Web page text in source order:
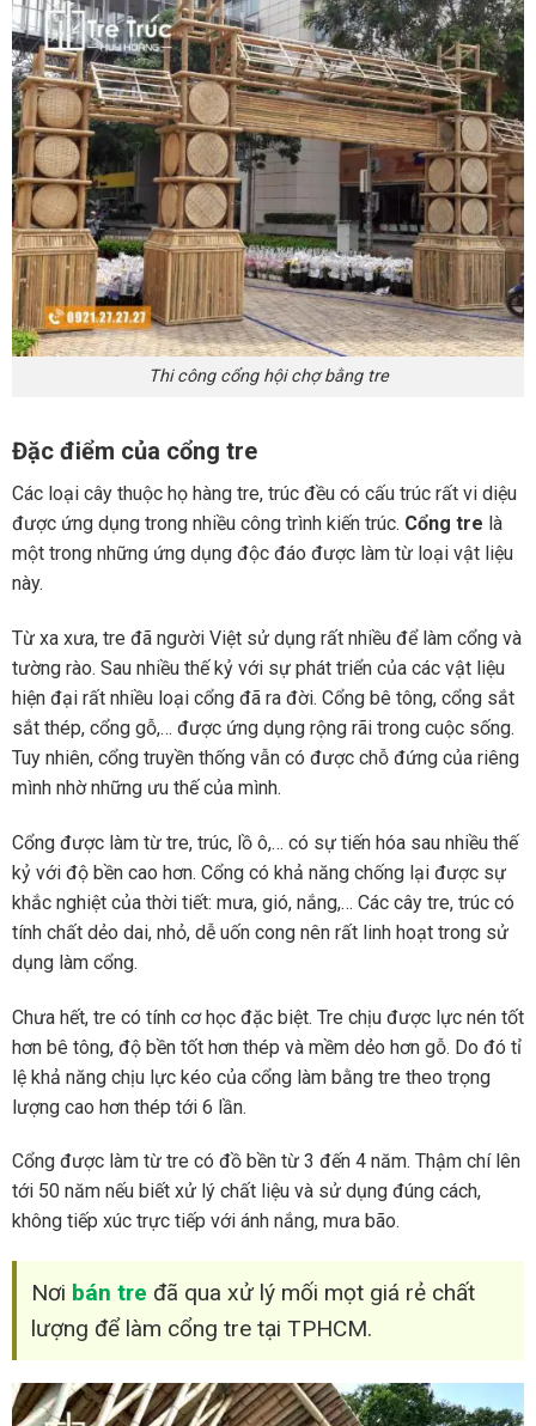
Thi công cổng hội chợ bằng tre
Đặc điểm của cổng tre
Các loại cây thuộc họ hàng tre, trúc đều có cấu trúc rất vi diệu
được ứng dụng trong nhiều công trình kiến trúc. Cổng tre là
một trong những ứng dụng độc đáo được làm từ loại vật liệu
này.
Từ xa xưa, tre đã người Việt sử dụng rất nhiều để làm cổng và
tường rào. Sau nhiều thế kỷ với sự phát triển của các vật liệu
hiện đại rất nhiều loại cổng đã ra đời. Cổng bê tông, cổng sắt
sắt thép, cổng gỗ,… được ứng dụng rộng rãi trong cuộc sống.
Tuy nhiên, cổng truyền thống vẫn có được chỗ đứng của riêng
mình nhờ những ưu thế của mình.
Cổng được làm từ tre, trúc, lồ ô,… có sự tiến hóa sau nhiều thế
kỷ với độ bền cao hơn. Cổng có khả năng chống lại được sự
khắc nghiệt của thời tiết: mưa, gió, nắng,… Các cây tre, trúc có
tính chất dẻo dai, nhỏ, dễ uốn cong nên rất linh hoạt trong sử
dụng làm cổng.
Chưa hết, tre có tính cơ học đặc biệt. Tre chịu được lực nén tốt
hơn bê tông, độ bền tốt hơn thép và mềm dẻo hơn gỗ. Do đó tỉ
lệ khả năng chịu lực kéo của cổng làm bằng tre theo trọng
lượng cao hơn thép tới 6 lần.
Cổng được làm từ tre có đồ bền từ 3 đến 4 năm. Thậm chí lên
tới 50 năm nếu biết xử lý chất liệu và sử dụng đúng cách,
không tiếp xúc trực tiếp với ánh nắng, mưa bão.
Nơi bán tre đã qua xử lý mối mọt giá rẻ chất
lượng để làm cổng tre tại TPHCM.